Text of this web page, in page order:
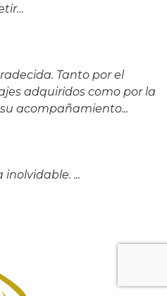
Tanto por el
adquiridos como por la
acompañamiento...
inolvidable. ...